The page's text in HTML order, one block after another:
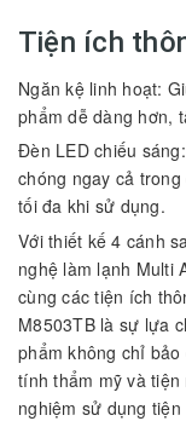
Tiện ích
Ngăn kệ linh hoạt:
phẩm dễ dàng hơn,
Đèn LED chiếu
chóng ngay cả
tối đa khi sử dụng.
Với thiết kế 4 cánh
nghệ làm lạnh Multi
cùng các tiện ích
M8503TB là sự lựa
phẩm không chỉ
tính thẩm mỹ và
nghiệm sử dụng